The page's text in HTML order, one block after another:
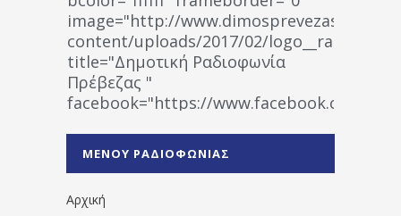
image="http://www.dimosprevezas.gr/wp-
content/uploads/2017/02/
title="Δημοτική Ραδιοφωνία
Πρέβεζας "
facebook="https://www.facebook.com/
1531194763766854/" artist="" ]
ΜΕΝΟΥ ΡΑΔΙΟΦΩΝΙΑΣ
Αρχική